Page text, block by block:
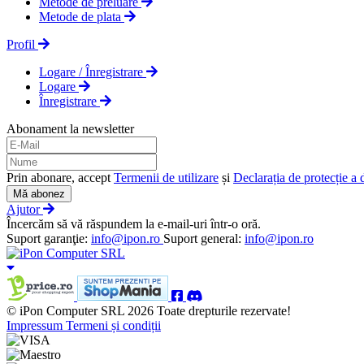
Metode de plata
Profil
Logare / Înregistrare
Logare
Înregistrare
Abonament la newsletter
Prin abonare, accept Termenii de utilizare și Declarația de protecție a
Mă abonez
Ajutor
Încercăm să vă răspundem la e-mail-uri într-o oră.
Suport garanţie: info@ipon.ro Suport general: info@ipon.ro
© iPon Computer SRL 2026 Toate drepturile rezervate!
Impressum Termeni și condiții